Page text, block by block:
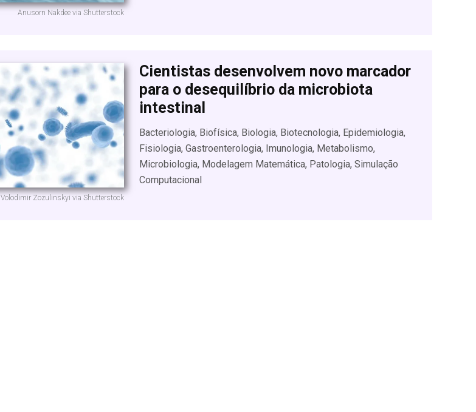
Anusorn Nakdee via Shutterstock
Volodimir Zozulinskyi via Shutterstock
Cientistas desenvolvem novo marcador
para o desequilíbrio da microbiota
intestinal
Bacteriologia, Biofísica, Biologia, Biotecnologia, Epidemiologia,
Fisiologia, Gastroenterologia, Imunologia, Metabolismo,
Microbiologia, Modelagem Matemática, Patologia, Simulação
Computacional